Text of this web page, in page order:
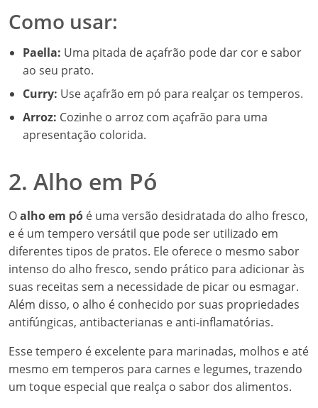
Como usar:
Paella: Uma pitada de açafrão pode dar cor e sabor
ao seu prato.
Curry: Use açafrão em pó para realçar os temperos.
Arroz: Cozinhe o arroz com açafrão para uma
apresentação colorida.
2. Alho em Pó
Oalho em pó é uma versão desidratada do alho fresco,
e é um tempero versátil que pode ser utilizado em
diferentes tipos de pratos. Ele oferece o mesmo sabor
intenso do alho fresco, sendo prático para adicionar às
suas receitas sem a necessidade de picar ou esmagar.
Além disso, o alho é conhecido por suas propriedades
antifúngicas, antibacterianas e anti-inflamatórias.
Esse tempero é excelente para marinadas, molhos e até
mesmo em temperos para carnes e legumes, trazendo
um toque especial que realça o sabor dos alimentos.